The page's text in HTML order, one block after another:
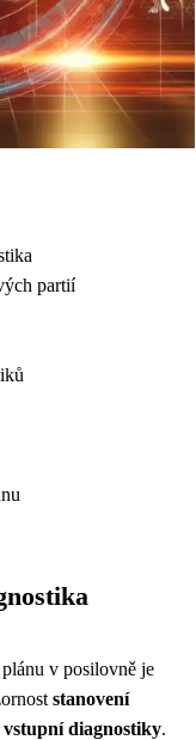
partií
v posilovně je
stanovení
diagnostiky.